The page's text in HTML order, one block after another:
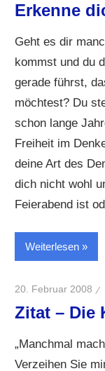
Erkenne
Geht es dir
kommst und du
gerade führst,
möchtest? Du
schon lange
Freiheit im
deine Art des
dich nicht wohl
Feierabend ist
Weiterlesen
20. Februar 2008
Zitat – Die
„Manchmal
Verzeihen Sie